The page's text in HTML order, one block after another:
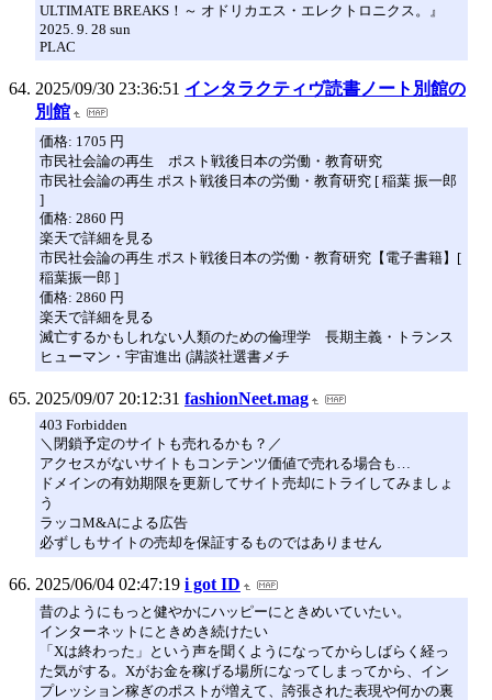
ULTIMATE BREAKS！～ オドリカエス・エレクトロニクス。』
2025. 9. 28 sun
PLAC
2025/09/30 23:36:51 インタラクティヴ読書ノート別館の
別館
価格: 1705 円
市民社会論の再生 ポスト戦後日本の労働・教育研究
市民社会論の再生 ポスト戦後日本の労働・教育研究 [ 稲葉 振一郎
]
価格: 2860 円
楽天で詳細を見る
市民社会論の再生 ポスト戦後日本の労働・教育研究【電子書籍】[
稲葉振一郎 ]
価格: 2860 円
楽天で詳細を見る
滅亡するかもしれない人類のための倫理学 長期主義・トランス
ヒューマン・宇宙進出 (講談社選書メチ
2025/09/07 20:12:31 fashionNeet.mag
403 Forbidden
＼閉鎖予定のサイトも売れるかも？／
アクセスがないサイトもコンテンツ価値で売れる場合も…
ドメインの有効期限を更新してサイト売却にトライしてみましょ
う
ラッコM&Aによる広告
必ずしもサイトの売却を保証するものではありません
2025/06/04 02:47:19 i got ID
昔のようにもっと健やかにハッピーにときめいていたい。
インターネットにときめき続けたい
「Xは終わった」という声を聞くようになってからしばらく経っ
た気がする。Xがお金を稼げる場所になってしまってから、イン
プレッション稼ぎのポストが増えて、誇張された表現や何かの裏